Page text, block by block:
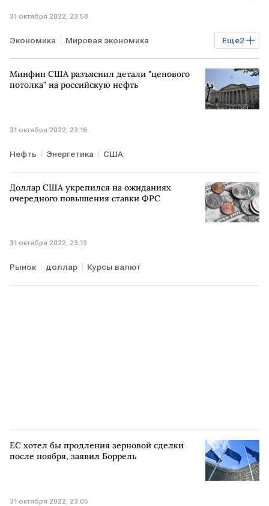
31 октября 2022, 23:58
Еще2
Экономика Мировая экономика
Владимир Путин зерновая сделка
Минфин США разъяснил детали "ценового
потолка" на российскую нефть
31 октября 2022, 23:16
Нефть Энергетика США
Доллар США укрепился на ожиданиях
очередного повышения ставки ФРС
31 октября 2022, 23:13
Рынок доллар Курсы валют
ЕС хотел бы продления зерновой сделки
после ноября, заявил Боррель
31 октября 2022, 23:05